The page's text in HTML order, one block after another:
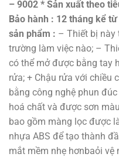
– 9002 * Sản xuất theo
Bảo hành : 12 tháng kể
sản phẩm : – Thiết bị này
trường làm việc nào; –
có thể mở được bằng tay
rửa; + Chậu rửa với chiều
bằng công nghệ phun
hoá chất và được sơn
bao gồm màng lọc được
nhựa ABS để tạo thành
mắt mềm nhẹ hơnbaỏi